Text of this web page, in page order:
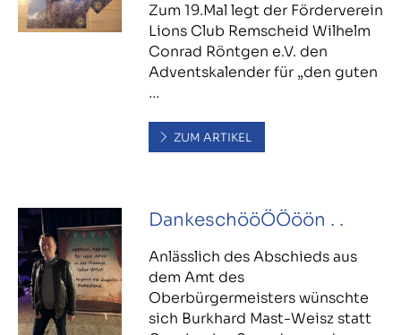
Zum 19.Mal legt der Förderverein
Lions Club Remscheid Wilhelm
Conrad Röntgen e.V. den
Adventskalender für „den guten
…
ZUM ARTIKEL
DankeschööÖÖöön . .
Anlässlich des Abschieds aus
dem Amt des
Oberbürgermeisters wünschte
sich Burkhard Mast-Weisz statt